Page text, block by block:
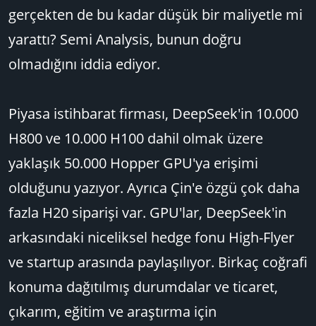
gerçekten de bu kadar düşük bir maliyetle mi
yarattı? Semi Analysis, bunun doğru
olmadığını iddia ediyor.
Piyasa istihbarat firması, DeepSeek'in 10.000
H800 ve 10.000 H100 dahil olmak üzere
yaklaşık 50.000 Hopper GPU'ya erişimi
olduğunu yazıyor. Ayrıca Çin'e özgü çok daha
fazla H20 siparişi var. GPU'lar, DeepSeek'in
arkasındaki niceliksel hedge fonu High-Flyer
ve startup arasında paylaşılıyor. Birkaç coğrafi
konuma dağıtılmış durumdalar ve ticaret,
çıkarım, eğitim ve araştırma için